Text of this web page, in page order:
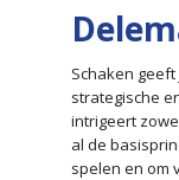
Schaken
strategische
intrigeert
al de
spelen en om